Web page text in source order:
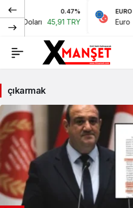
0.47%
Doları 45,91 TRY
EURO
Euro
çıkarmak